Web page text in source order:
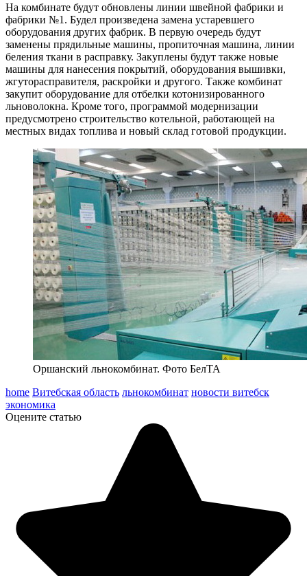
На комбинате будут обновлены линии швейной фабрики и
фабрики №1. Будел произведена замена устаревшего
оборудования других фабрик. В первую очередь будут
заменены прядильные машины, пропиточная машина, линии
беления ткани в расправку. Закуплены будут также новые
машины для нанесения покрытий, оборудования вышивки,
жгуторасправителя, раскройки и другого. Также комбинат
закупит оборудование для отбелки котонизированного
льноволокна. Кроме того, программой модернизации
предусмотрено строительство котельной, работающей на
местных видах топлива и новый склад готовой продукции.
Оршанский льнокомбинат. Фото БелТА
home Витебская область льнокомбинат новости витебск
экономика
Оцените статью